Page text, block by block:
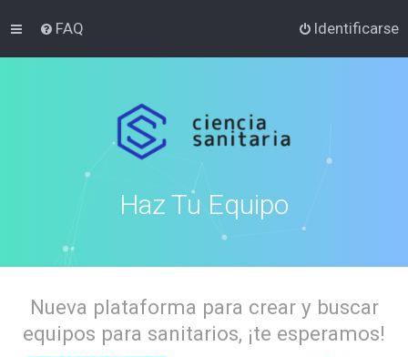
FAQ Identificarse
Haz Tu Equipo
Nueva plataforma para crear y buscar
equipos para sanitarios, ¡te esperamos!